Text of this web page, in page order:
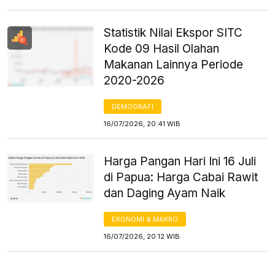
Statistik Nilai Ekspor SITC
Kode 09 Hasil Olahan
Makanan Lainnya Periode
2020-2026
DEMOGRAFI
16/07/2026, 20:41 WIB
Harga Pangan Hari Ini 16 Juli
di Papua: Harga Cabai Rawit
dan Daging Ayam Naik
EKONOMI & MAKRO
16/07/2026, 20:12 WIB